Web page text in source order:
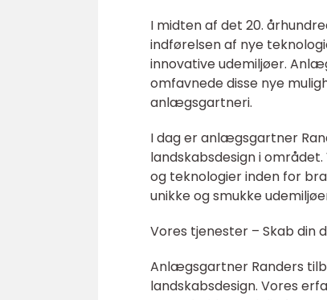
I midten af det 20.
indførelsen af nye
innovative udemiljøer.
omfavnede disse nye
anlægsgartneri.
I dag er anlægsgartner
landskabsdesign i
og teknologier inden for
unikke og smukke
Vores tjenester – Skab
Anlægsgartner Randers
landskabsdesign. Vores